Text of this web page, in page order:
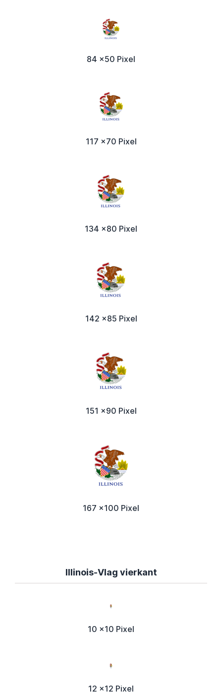
84 x50 Pixel
117 x70 Pixel
134 x80 Pixel
142 x85 Pixel
151 x90 Pixel
167 x100 Pixel
Illinois-Vlag vierkant
10 x10 Pixel
12 x12 Pixel